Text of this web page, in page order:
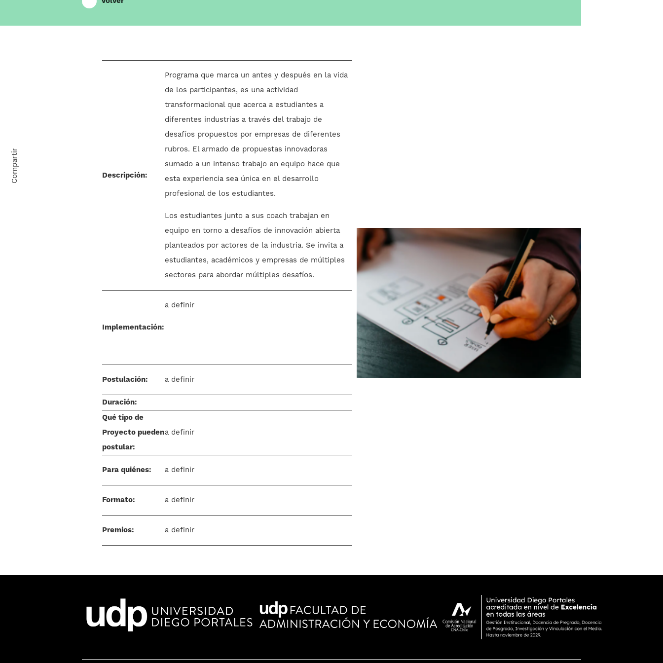
Descripción:
Programa que marca un antes y después en la vida
de los participantes, es una actividad
transformacional que acerca a estudiantes a
diferentes industrias a través del trabajo de
desafíos propuestos por empresas de diferentes
rubros. El armado de propuestas innovadoras
sumado a un intenso trabajo en equipo hace que
esta experiencia sea única en el desarrollo
profesional de los estudiantes.
Los estudiantes junto a sus coach trabajan en
equipo en torno a desafíos de innovación abierta
planteados por actores de la industria. Se invita a
estudiantes, académicos y empresas de múltiples
sectores para abordar múltiples desafíos.
Implementación:
a definir
Postulación: a definir
Duración:
Qué tipo de
Proyecto pueden
postular:
a definir
Para quiénes: a definir
Formato: a definir
Premios: a definir
Compartir